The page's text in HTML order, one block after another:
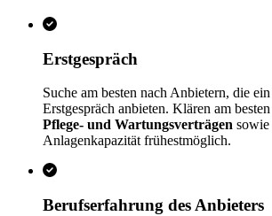
Erstgespräch
Suche am besten nach Anbietern, die
Erstgespräch anbieten. Klären am
Pflege- und Wartungsverträgen sowie
Anlagenkapazität frühestmöglich.
Berufserfahrung des Anbieters